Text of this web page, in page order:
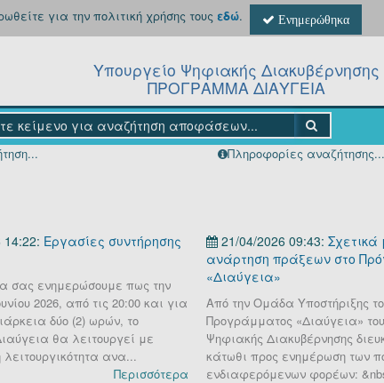
για την πολιτική χρήσης τους εδώ. Ενημερώθηκα
Υπουργείο Ψηφιακής Διακυβέρνησης
ΠΡΟΓΡΑΜΜΑ ΔΙΑΥΓΕΙΑ
Πληροφορίες αναζήτησης...
14:22: Εργασίες συντήρησης
σας ενημερώσουμε πως την
2026, από τις 20:00 και για
δύο (2) ωρών, το
θα λειτουργεί με
ανα...
Περισσότερα
21/04/2026 09:43: Σχετικά
ανάρτηση πράξεων στο
«Διαύγεια»
Από την Ομάδα Υποστήριξης
Προγράμματος «Διαύγεια»
Ψηφιακής Διακυβέρνησης
κάτωθι προς ενημέρωση των
ενδιαφερόμενων φορέων: